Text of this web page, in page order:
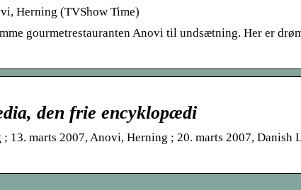
Herning (TVShow Time)
gourmetrestauranten Anovi til undsætning. Her er
den frie encyklopædi
13. marts 2007, Anovi, Herning ; 20. marts 2007, Danish